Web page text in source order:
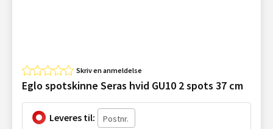
Skriv en anmeldelse
Eglo spotskinne Seras hvid GU10 2 spots 37 cm
Leveres til: